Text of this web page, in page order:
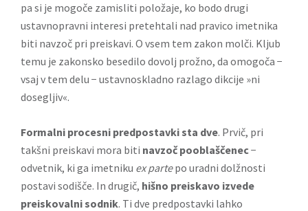
pa si je mogoče zamisliti položaje, ko bodo drugi
ustavnopravni interesi pretehtali nad pravico imetnika
biti navzoč pri preiskavi. O vsem tem zakon molči. Kljub
temu je zakonsko besedilo dovolj prožno, da omogoča −
vsaj v tem delu − ustavnoskladno razlago dikcije »ni
dosegljiv«.
Formalni procesni predpostavki sta dve. Prvič, pri
takšni preiskavi mora biti navzoč pooblaščenec−
odvetnik, ki ga imetniku ex partepo uradni dolžnosti
postavi sodišče. In drugič, hišno preiskavo izvede
preiskovalni sodnik. Ti dve predpostavki lahko